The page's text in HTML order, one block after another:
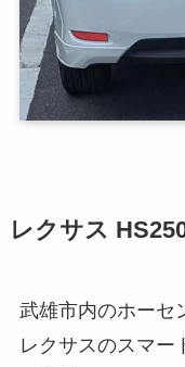
レクサス
武雄市内のホーセ
レクサスのスマー